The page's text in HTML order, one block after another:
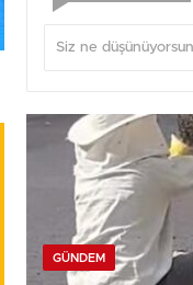
GÜNDEM